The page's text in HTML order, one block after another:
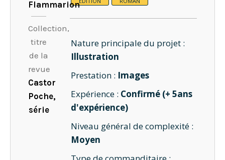
Flammarion
Collection,
titre
de la
revue
Castor
Poche,
série
Nature principale du projet :
Illustration
Prestation : Images
Expérience : Confirmé (+ 5ans
d'expérience)
Niveau général de complexité :
Moyen